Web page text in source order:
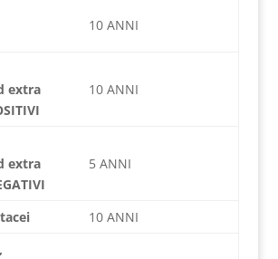
10 ANNI
extra
10 ANNI
extra
5 ANNI
10 ANNI